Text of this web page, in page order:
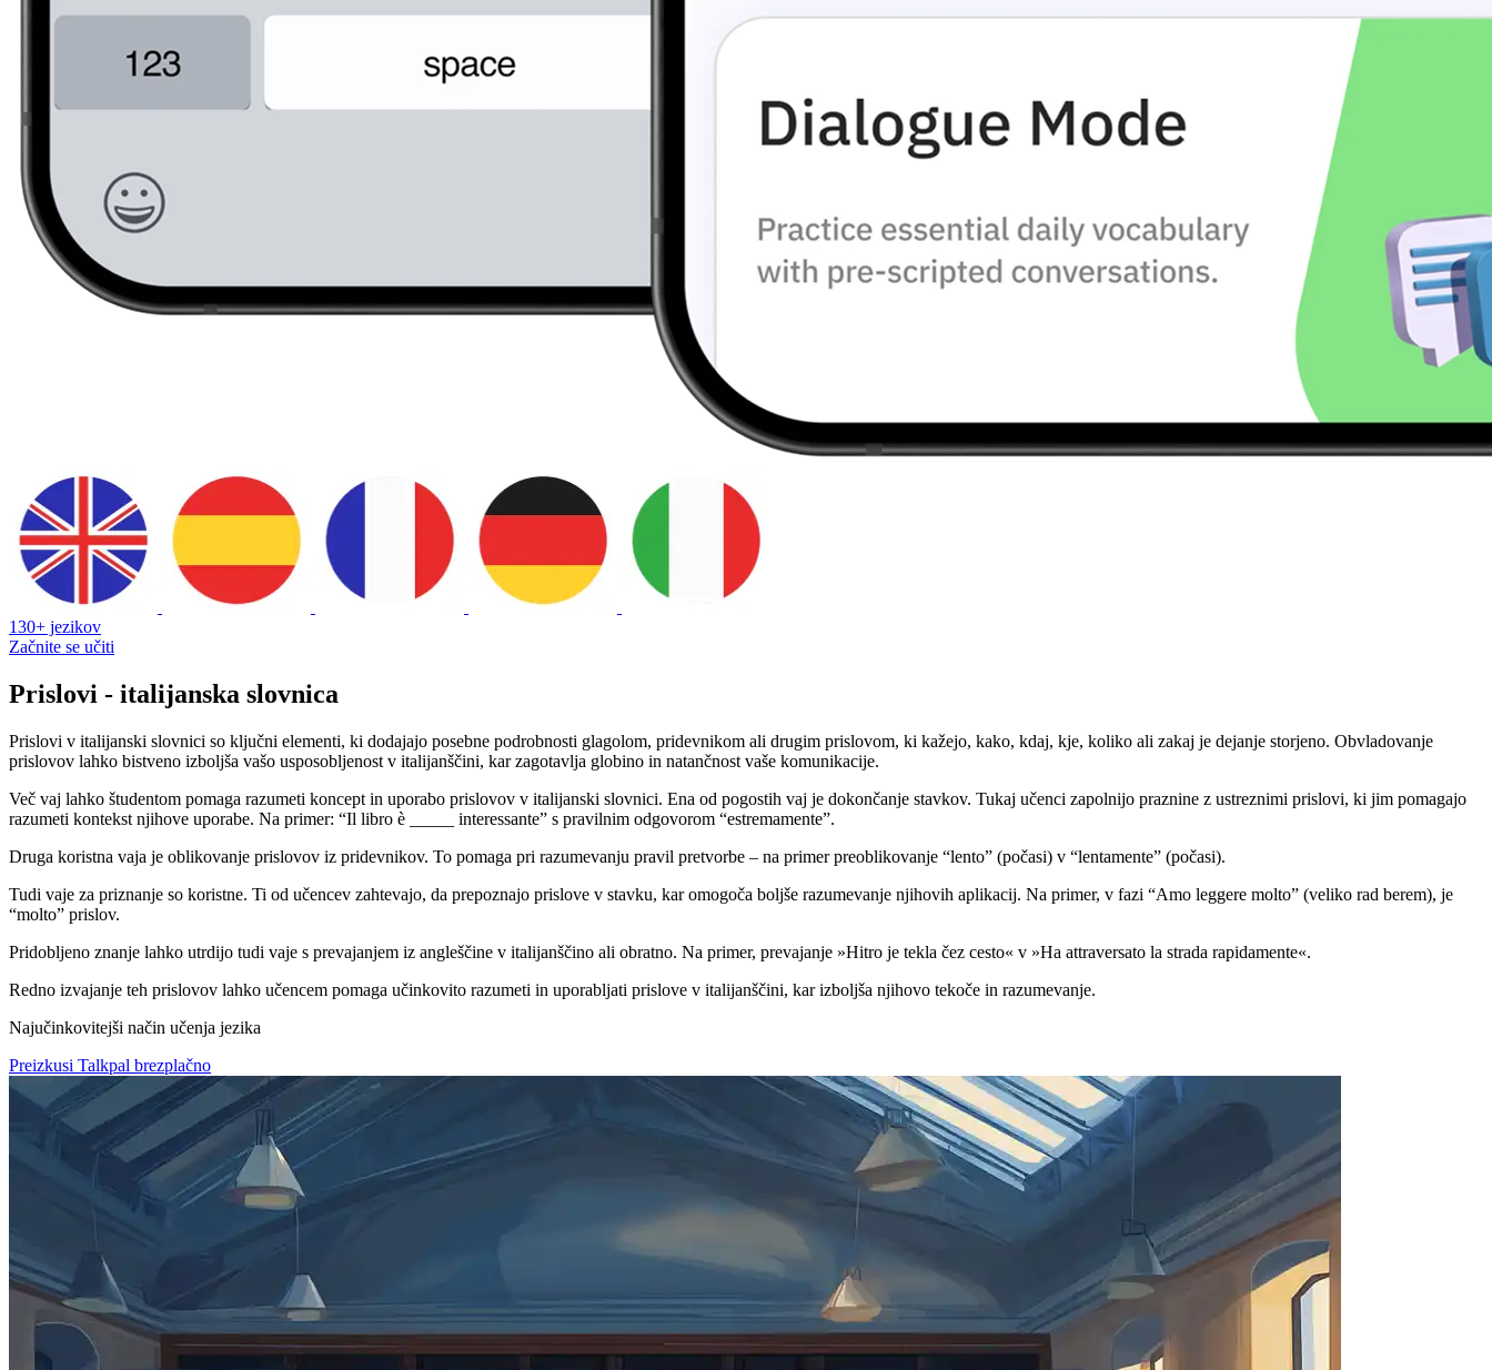
130+ jezikov
Začnite se učiti
Prislovi - italijanska slovnica
Prislovi v italijanski slovnici so ključni elementi, ki dodajajo posebne podrobnosti glagolom, pridevnikom ali drugim prislovom, ki kažejo, kako, kdaj, kje, koliko ali zakaj je dejanje storjeno. Obvladovanje
prislovov lahko bistveno izboljša vašo usposobljenost v italijanščini, kar zagotavlja globino in natančnost vaše komunikacije.
Več vaj lahko študentom pomaga razumeti koncept in uporabo prislovov v italijanski slovnici. Ena od pogostih vaj je dokončanje stavkov. Tukaj učenci zapolnijo praznine z ustreznimi prislovi, ki jim pomagajo
razumeti kontekst njihove uporabe. Na primer: “Il libro è _____ interessante” s pravilnim odgovorom “estremamente”.
Druga koristna vaja je oblikovanje prislovov iz pridevnikov. To pomaga pri razumevanju pravil pretvorbe – na primer preoblikovanje “lento” (počasi) v “lentamente” (počasi).
Tudi vaje za priznanje so koristne. Ti od učencev zahtevajo, da prepoznajo prislove v stavku, kar omogoča boljše razumevanje njihovih aplikacij. Na primer, v fazi “Amo leggere molto” (veliko rad berem), je
“molto” prislov.
Pridobljeno znanje lahko utrdijo tudi vaje s prevajanjem iz angleščine v italijanščino ali obratno. Na primer, prevajanje »Hitro je tekla čez cesto« v »Ha attraversato la strada rapidamente«.
Redno izvajanje teh prislovov lahko učencem pomaga učinkovito razumeti in uporabljati prislove v italijanščini, kar izboljša njihovo tekoče in razumevanje.
Najučinkovitejši način učenja jezika
Preizkusi Talkpal brezplačno